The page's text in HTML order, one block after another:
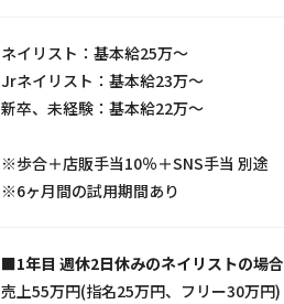
ネイリスト：基本給25万～
Jrネイリスト：基本給23万～
新卒、未経験：基本給22万～
※歩合＋店販手当10％＋SNS手当 別途
※6ヶ月間の試用期間あり
■1年目 週休2日休みのネイリストの場合
売上55万円(指名25万円、フリー30万円)